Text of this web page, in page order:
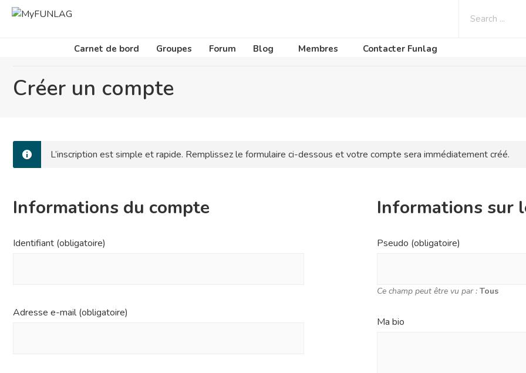
Carnet de bord Groupes Forum Blog Membres Contacter Funlag
Home/Créer un compte
Créer un compte
L’inscription est simple et rapide. Remplissez le formulaire ci-dessous et votre compte sera immédiatement créé.
Informations du compte
Identifiant (obligatoire)
Adresse e-mail (obligatoire)
Informations sur
Pseudo (obligatoire)
Ce champ peut être vu par : Tous
Ma bio